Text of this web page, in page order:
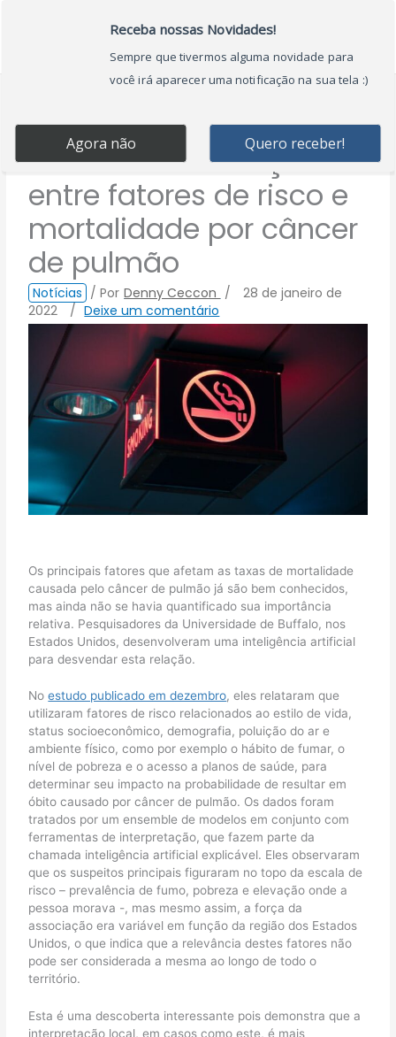
IA determina relação
entre fatores de risco e
mortalidade por câncer
de pulmão
Notícias / Por Denny Ceccon /
28 de janeiro de
2022
/ Deixe um comentário
Os principais fatores que afetam as taxas de mortalidade
causada pelo câncer de pulmão já são bem conhecidos,
mas ainda não se havia quantificado sua importância
relativa. Pesquisadores da Universidade de Buffalo, nos
Estados Unidos, desenvolveram uma inteligência artificial
para desvendar esta relação.
Noestudo publicado em dezembro, eles relataram que
utilizaram fatores de risco relacionados ao estilo de vida,
status socioeconômico, demografia, poluição do ar e
ambiente físico, como por exemplo o hábito de fumar, o
nível de pobreza e o acesso a planos de saúde, para
determinar seu impacto na probabilidade de resultar em
óbito causado por câncer de pulmão. Os dados foram
tratados por um ensemble de modelos em conjunto com
ferramentas de interpretação, que fazem parte da
chamada inteligência artificial explicável. Eles observaram
que os suspeitos principais figuraram no topo da escala de
risco – prevalência de fumo, pobreza e elevação onde a
pessoa morava -, mas mesmo assim, a força da
associação era variável em função da região dos Estados
Unidos, o que indica que a relevância destes fatores não
pode ser considerada a mesma ao longo de todo o
território.
Esta é uma descoberta interessante pois demonstra que a
interpretação local, em casos como este, é mais